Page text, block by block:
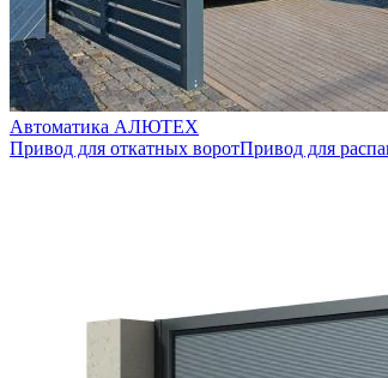
Автоматика AЛЮТЕХ
Привод для откатных воротПривод для